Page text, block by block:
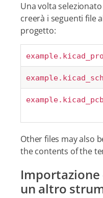
Una volta
creerà i seguenti file
progetto:
example.kicad_pro
example.kicad_sch
example.kicad_pcb
Other files may also
the contents of the
un altro